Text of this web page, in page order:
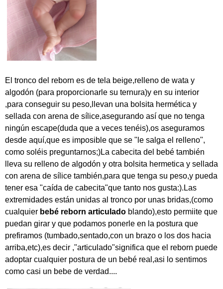
El tronco del reborn es de tela beige,relleno de wata y
algodón (para proporcionarle su ternura)y en su interior
,para conseguir su peso,llevan una bolsita hermética y
sellada con arena de sílice,asegurando así que no tenga
ningún escape(duda que a veces tenéis),os aseguramos
desde aquí,que es imposible que se "le salga el relleno",
como soléis preguntarnos;)La cabecita del bebé también
lleva su relleno de algodón y otra bolsita hermetica y sellada
con arena de sílice también,para que tenga su peso,y pueda
tener esa "caída de cabecita"que tanto nos gusta:).Las
extremidades están unidas al tronco por unas bridas,(como
cualquier bebé reborn articulado blando),esto permiite que
puedan girar y que podamos ponerle en la postura que
prefiramos (tumbado,sentado,con un brazo o los dos hacia
arriba,etc),es decir ,"articulado"significa que el reborn puede
adoptar cualquier postura de un bebé real,asi lo sentimos
como casi un bebe de verdad....